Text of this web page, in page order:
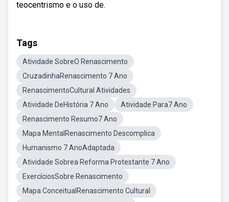
teocentrismo e o uso de.
Tags
Atividade SobreO Renascimento
CruzadinhaRenascimento 7 Ano
RenascimentoCultural Atividades
Atividade DeHistória 7 Ano
Atividade Para7 Ano
Renascimento Resumo7 Ano
Mapa MentalRenascimento Descomplica
Humanismo 7 AnoAdaptada
Atividade Sobrea Reforma Protestante 7 Ano
ExercíciosSobre Renascimento
Mapa ConceitualRenascimento Cultural